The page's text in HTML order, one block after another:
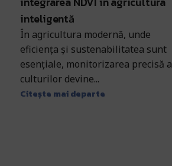
inteligentă
În agricultura modernă, unde
eficiența și sustenabilitatea sunt
esențiale, monitorizarea precisă a
culturilor devine...
Citește mai departe